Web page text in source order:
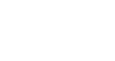
biologici associati
avanzate